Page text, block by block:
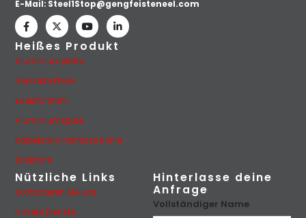
E-Mail: Steel1Stop@gengfeisteneel.com
Heißes Produkt
Aluminiumplatte
Verzinkte Pfeife
Edelstahlrohr
Aluminiumspule
Karbelstahl nahtlose Rohre
Edelstahl
Nützliche Links
Kontaktieren Sie uns
Unsere Dienste
Hinterlasse deine
Anfrage
Vollständiger Name